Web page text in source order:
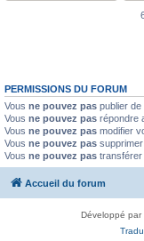
PERMISSIONS DU FORUM
Vous ne pouvez pas publier
Vous ne pouvez pas répondre
Vous ne pouvez pas modifier
Vous ne pouvez pas
Vous ne pouvez pas transférer
Accueil du forum
Développé par